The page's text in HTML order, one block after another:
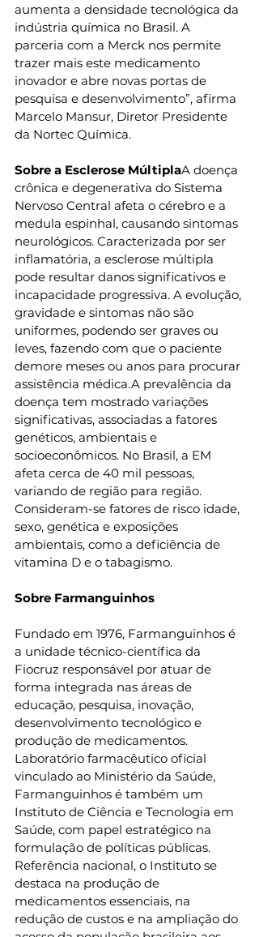
aumenta a densidade tecnológica da
indústria química no Brasil. A
parceria com a Merck nos permite
trazer mais este medicamento
inovador e abre novas portas de
pesquisa e desenvolvimento”, afirma
Marcelo Mansur, Diretor Presidente
da Nortec Química.
Sobre a Esclerose MúltiplaA doença
crônica e degenerativa do Sistema
Nervoso Central afeta o cérebro e a
medula espinhal, causando sintomas
neurológicos. Caracterizada por ser
inflamatória, a esclerose múltipla
pode resultar danos significativos e
incapacidade progressiva. A evolução,
gravidade e sintomas não são
uniformes, podendo ser graves ou
leves, fazendo com que o paciente
demore meses ou anos para procurar
assistência médica.A prevalência da
doença tem mostrado variações
significativas, associadas a fatores
genéticos, ambientais e
socioeconômicos. No Brasil, a EM
afeta cerca de 40 mil pessoas,
variando de região para região.
Consideram-se fatores de risco idade,
sexo, genética e exposições
ambientais, como a deficiência de
vitamina D e o tabagismo.
Sobre Farmanguinhos
Fundado em 1976, Farmanguinhos é
a unidade técnico-científica da
Fiocruz responsável por atuar de
forma integrada nas áreas de
educação, pesquisa, inovação,
desenvolvimento tecnológico e
produção de medicamentos.
Laboratório farmacêutico oficial
vinculado ao Ministério da Saúde,
Farmanguinhos é também um
Instituto de Ciência e Tecnologia em
Saúde, com papel estratégico na
formulação de políticas públicas.
Referência nacional, o Instituto se
destaca na produção de
medicamentos essenciais, na
redução de custos e na ampliação do